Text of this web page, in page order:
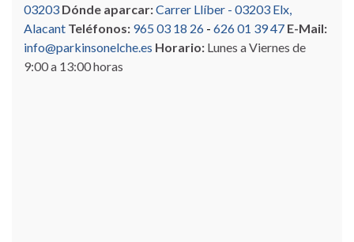
03203 Dónde aparcar:Carrer Llíber - 03203 Elx,
Alacant Teléfonos: 965 03 18 26 - 626 01 39 47 E-Mail:
info@parkinsonelche.es Horario: Lunes a Viernes de
9:00 a 13:00 horas